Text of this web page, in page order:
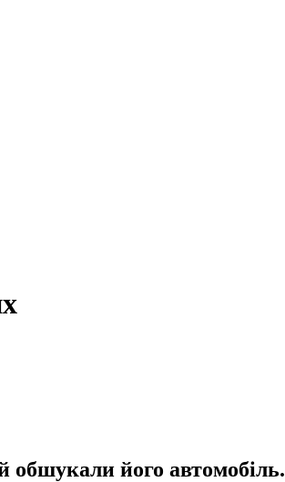
обшукали його автомобіль.